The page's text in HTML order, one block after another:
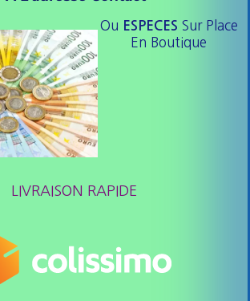
Ou ESPECES Sur Place
En Boutique
LIVRAISON RAPIDE